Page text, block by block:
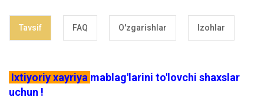
Tavsif FAQ O'zgarishlar Izohlar
Ixtiyoriy xayriya mablag'larini to'lovchi shaxslar
uchun !